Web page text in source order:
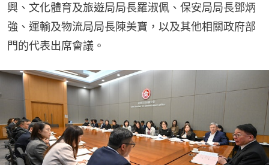
興、文化體育及旅遊局局長羅淑佩、保安局局長鄧炳
強、運輸及物流局局長陳美寶，以及其他相關政府部
門的代表出席會議。